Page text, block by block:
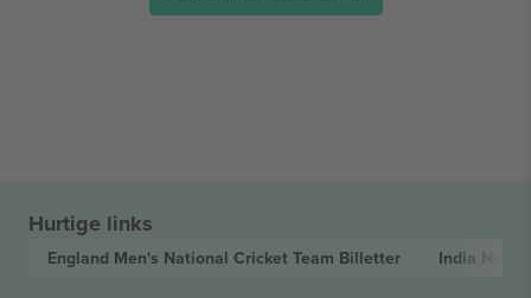
Hurtige links
England Men's National Cricket Team Billetter India